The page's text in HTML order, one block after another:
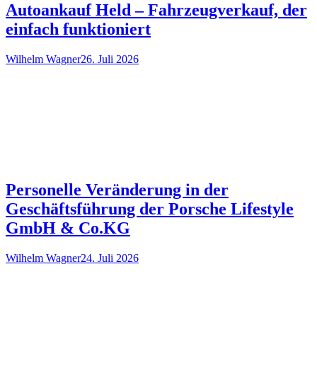
Autoankauf Held – Fahrzeugverkauf, der
einfach funktioniert
Wilhelm Wagner26. Juli 2026
Personelle Veränderung in der
Geschäftsführung der Porsche Lifestyle
GmbH & Co.KG
Wilhelm Wagner24. Juli 2026